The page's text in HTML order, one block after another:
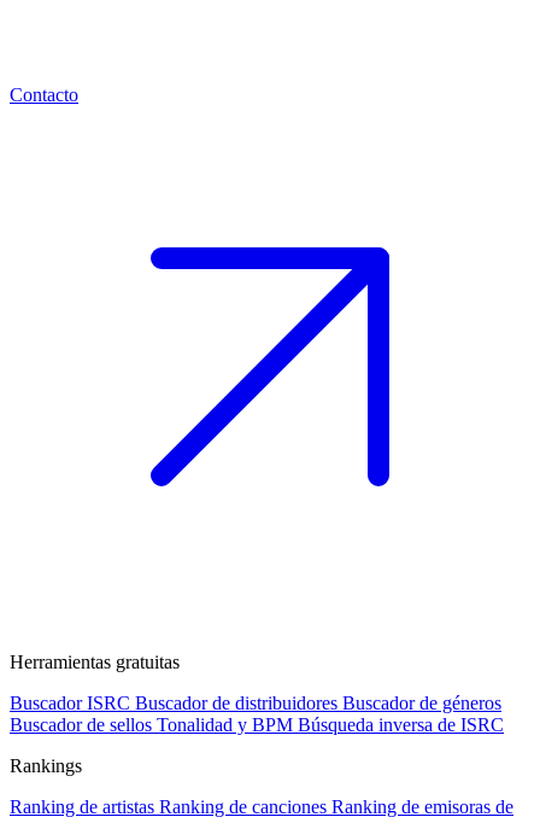
Contacto
Herramientas gratuitas
Buscador ISRC Buscador de distribuidores Buscador de géneros
Buscador de sellos Tonalidad y BPM Búsqueda inversa de ISRC
Rankings
Ranking de artistas Ranking de canciones Ranking de emisoras de